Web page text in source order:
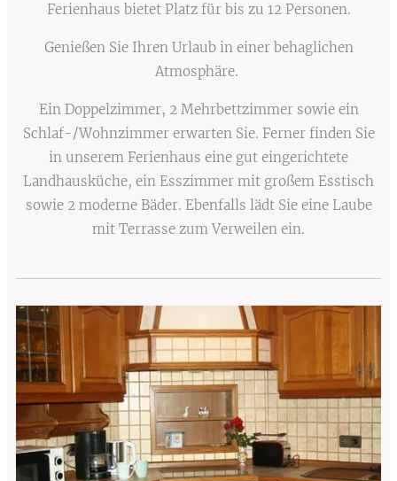
Ferienhaus bietet Platz für bis zu 12 Personen.
Genießen Sie Ihren Urlaub in einer behaglichen
Atmosphäre.
Ein Doppelzimmer, 2 Mehrbettzimmer sowie ein
Schlaf-/Wohnzimmer erwarten Sie. Ferner finden Sie
in unserem Ferienhaus eine gut eingerichtete
Landhausküche, ein Esszimmer mit großem Esstisch
sowie 2 moderne Bäder. Ebenfalls lädt Sie eine Laube
mit Terrasse zum Verweilen ein.